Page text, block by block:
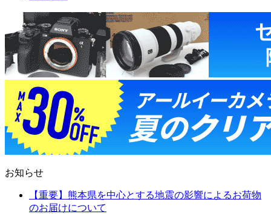
お知らせ
【重要】熊本県を中心とする地震の影響によるお荷物
のお届けについて